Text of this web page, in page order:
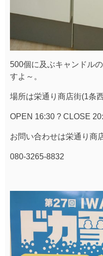
500個に及ぶキャンドル
すよ～。
場所は栄通り商店街(1条
OPEN 16:30 ? CLOSE
お問い合わせは栄通り商
080-3265-8832